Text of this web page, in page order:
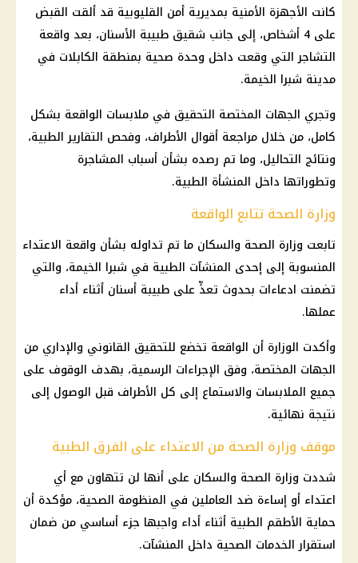
كانت الأجهزة الأمنية بمديرية أمن القليوبية قد ألقت القبض
على 4 أشخاص، إلى جانب شقيق
طبيبة الأسنان، بعد واقعة
التشاجر التي وقعت داخل وحدة صحية بمنطقة الكابلات في
مدينة شبرا الخيمة.
وتجري الجهات المختصة التحقيق في ملابسات الواقعة بشكل
كامل، من خلال مراجعة أقوال الأطراف، وفحص التقارير الطبية،
ونتائج التحاليل، وما تم رصده بشأن أسباب المشاجرة
وتطوراتها داخل المنشأة الطبية.
وزارة الصحة تتابع الواقعة
تابعت وزارة الصحة والسكان ما تم تداوله بشأن واقعة الاعتداء
المنسوبة إلى إحدى المنشآت الطبية في شبرا الخيمة، والتي
تضمنت ادعاءات بحدوث تعدٍّ على طبيبة أسنان أثناء أداء
عملها.
وأكدت الوزارة أن الواقعة تخضع للتحقيق القانوني والإداري من
الجهات المختصة، وفق الإجراءات الرسمية، بهدف الوقوف على
جميع الملابسات والاستماع إلى كل الأطراف قبل الوصول إلى
نتيجة نهائية.
موقف وزارة الصحة من الاعتداء على الفرق الطبية
شددت وزارة الصحة والسكان على أنها لن تتهاون مع أي
اعتداء أو إساءة ضد العاملين في المنظومة الصحية، مؤكدة أن
حماية الأطقم الطبية أثناء أداء واجبها جزء أساسي من ضمان
استقرار الخدمات الصحية داخل المنشآت.